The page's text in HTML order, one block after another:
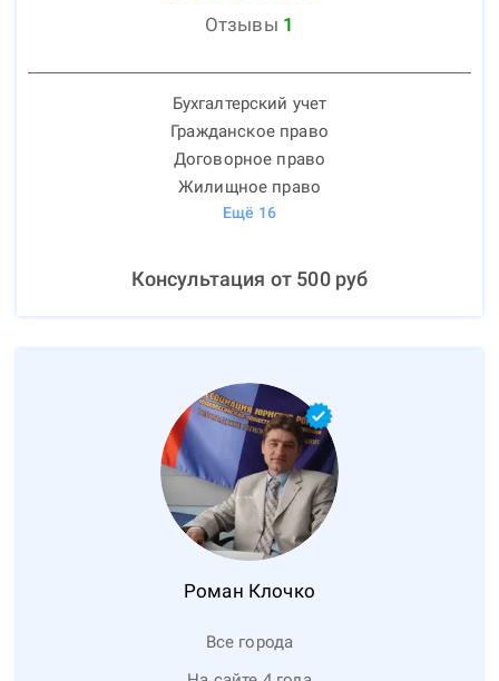
Отзывы 1
Бухгалтерский учет
Гражданское право
Договорное право
Жилищное право
Ещё 16
Консультация от 500руб
Роман Клочко
Все города